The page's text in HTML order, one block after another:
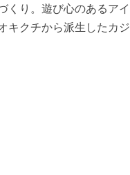
くり。遊び心のあるアイ
キクチから派生したカジ